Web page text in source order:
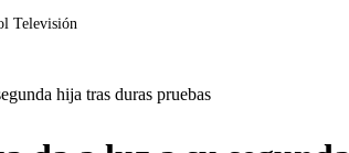
Televisión
hija tras duras pruebas